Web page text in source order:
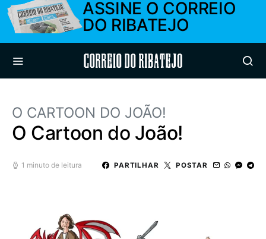
ASSINE O CORREIO
DO RIBATEJO
Correio do Ribatejo
O CARTOON DO JOÃO!
O Cartoon do João!
1 minuto de leitura PARTILHAR POSTAR